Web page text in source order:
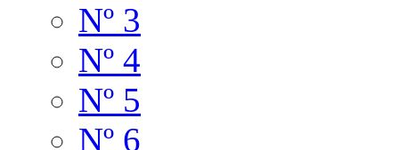
Nº 3
Nº 4
Nº 5
Nº 6